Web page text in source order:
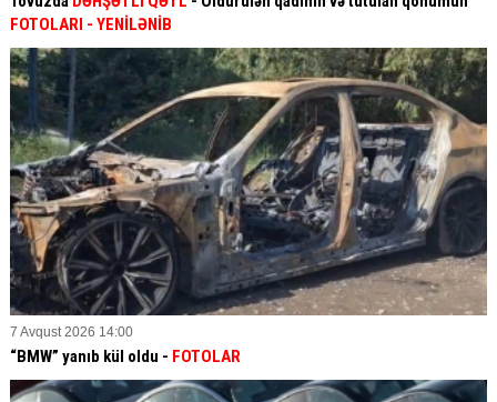
FOTOLARI - YENİLƏNİB
7 Avqust 2026 14:00
“BMW” yanıb kül oldu - FOTOLAR